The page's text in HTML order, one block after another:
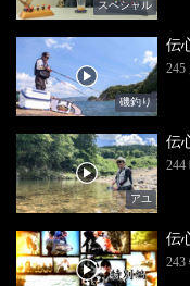
スペシャル
磯釣り
伝
アユ
伝
244
伝
243